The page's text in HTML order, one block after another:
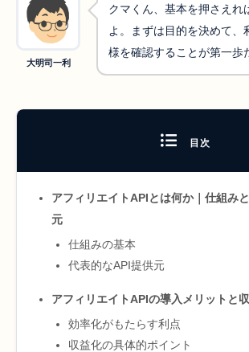
大明司一利
クマくん、基本を押さえれ
よ。まずは目的を決めて、
様を確認することが第一歩
目次
アフィリエイトAPIとは何か｜仕組み
元
仕組みの基本
代表的なAPI提供元
アフィリエイトAPIの導入メリットと
効率化がもたらす利点
収益化の具体的ポイント